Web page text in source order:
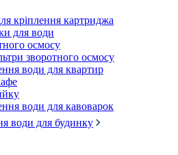
кріплення картриджа
для води
осмосу
зворотного осмосу
води для квартир
води для кавоварок
води для будинку